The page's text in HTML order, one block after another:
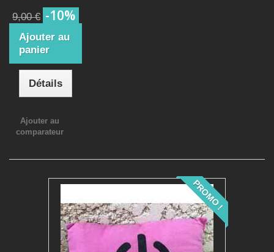
9,00 € -10%
Ajouter au
panier
Détails
Ajouter au
comparateur
PROMO !